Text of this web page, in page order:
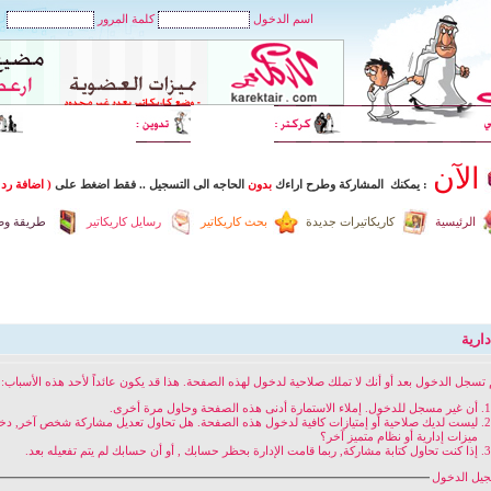
اسم الدخول كلمة المرور
الآن : يمكنك المشاركة وطرح اراءك بدون الحاجه الى التسجيل .. فقط اضغط على ( اضافة
طريقة رسايل كاريكاتير بحث كاريكاتير كاريكاتيرات جديدة الرئيسية
تسجل الدخول بعد أو أنك لا تملك صلاحية لدخول لهذه الصفحة. هذا قد يكون عائداً لأحد هذه الأسباب:
أن غير مسجل للدخول. إملاء الاستمارة أدنى هذه الصفحة وحاول مرة أخرى.
ليست لديك صلاحية أو إمتيازات كافية لدخول هذه الصفحة. هل تحاول تعديل مشاركة شخص آخر,
ميزات إدارية أو نظام متميز آخر؟
إذا كنت تحاول كتابة مشاركة, ربما قامت الإدارة بحظر حسابك , أو أن حسابك لم يتم تفعيله بعد.
الدخول